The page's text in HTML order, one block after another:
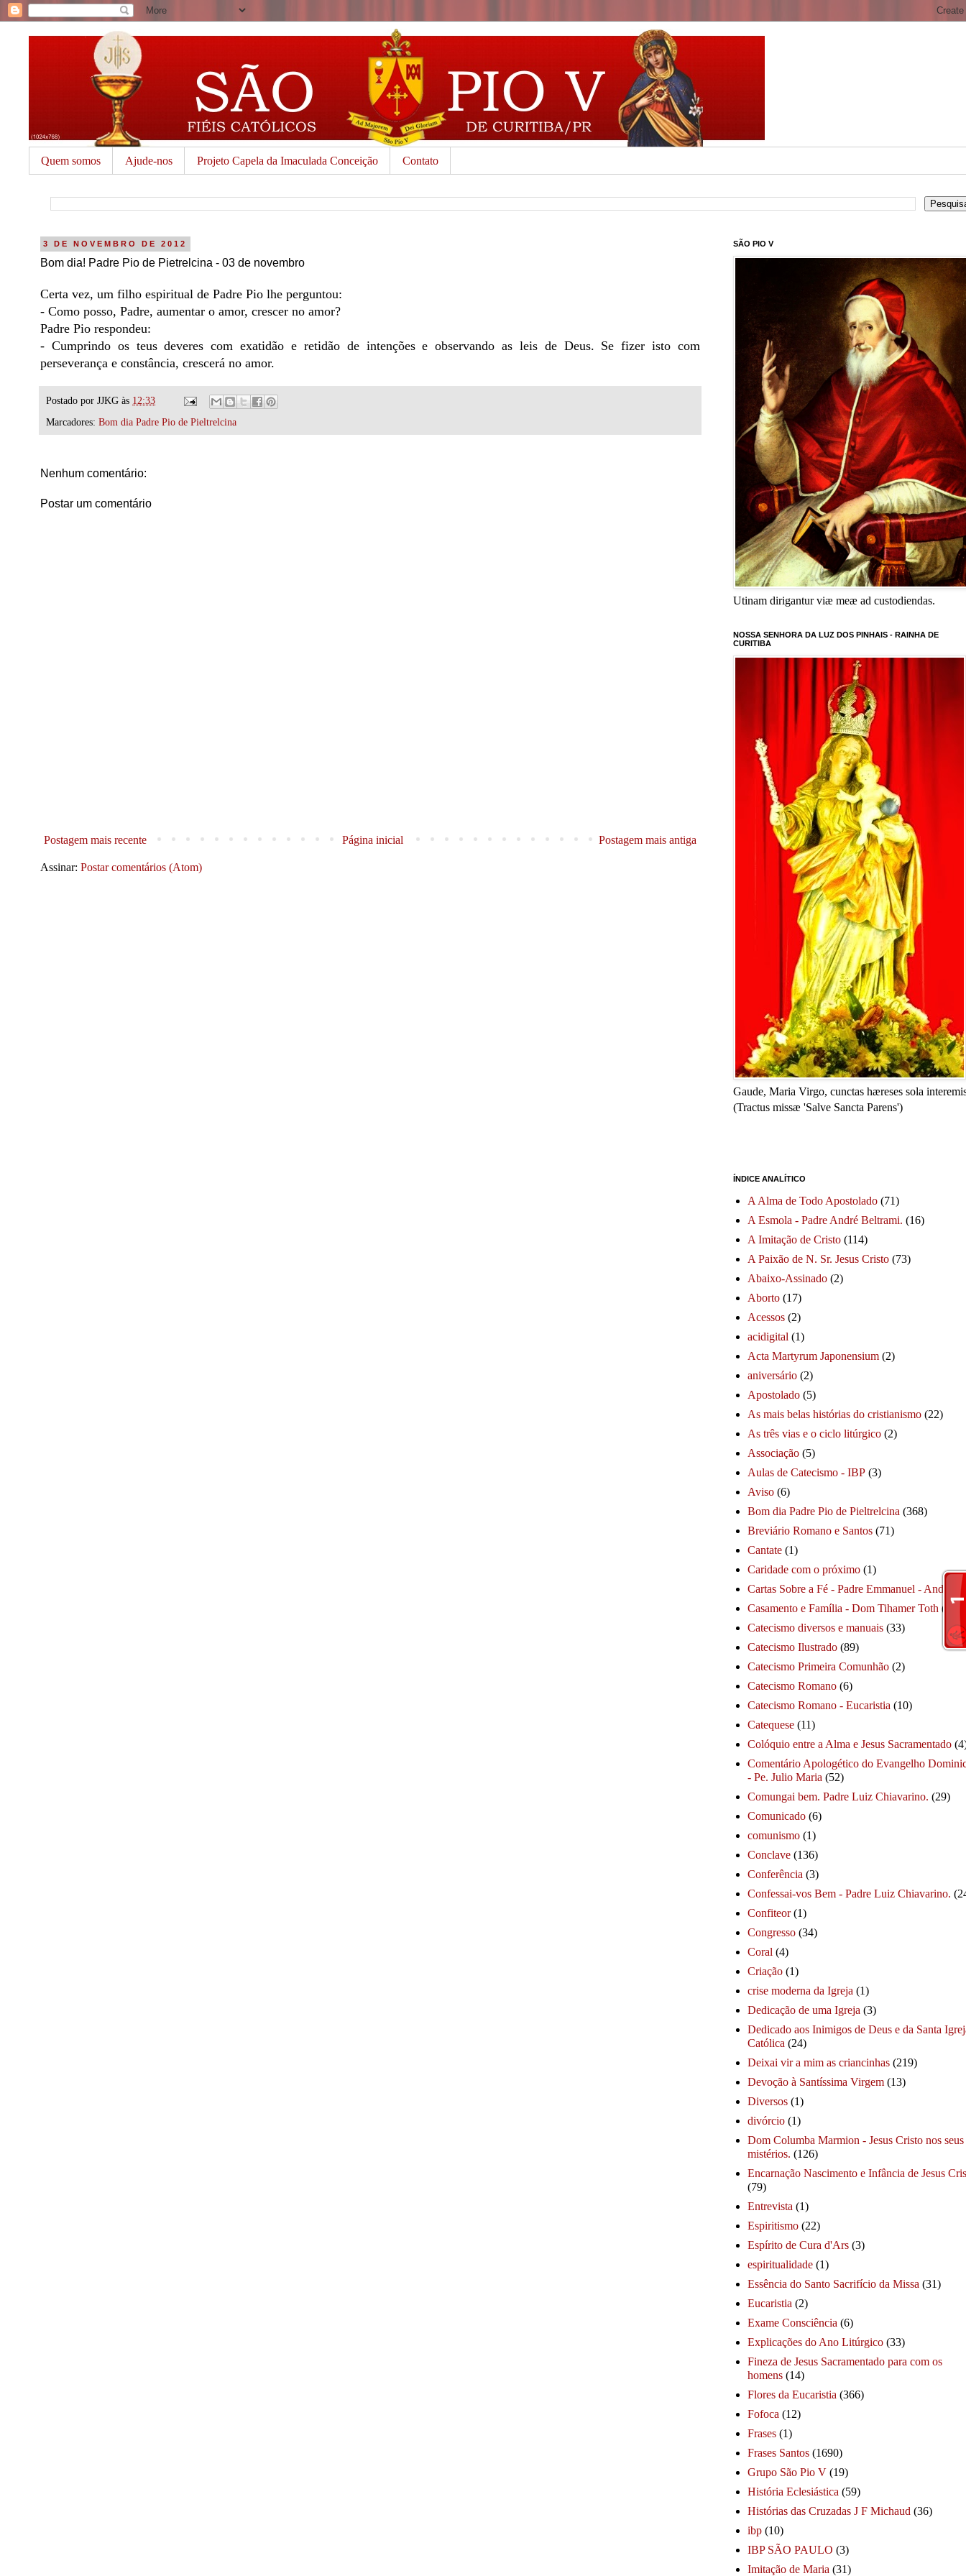
Quem somos Ajude-nos Projeto Capela da Imaculada Conceição Contato
3 DE NOVEMBRO DE 2012
Bom dia! Padre Pio de Pietrelcina - 03 de novembro
Certa vez, um filho espiritual de Padre Pio lhe perguntou:
- Como posso, Padre, aumentar o amor, crescer no amor?
Padre Pio respondeu:
- Cumprindo os teus deveres com exatidão e retidão de intenções e observando as leis de Deus. Se fizer isto com
perseverança e constância, crescerá no amor.
Postado por JJKG às 12:33
Marcadores: Bom dia Padre Pio de Pieltrelcina
Nenhum comentário:
Postar um comentário
Postagem mais recente Postagem mais antiga
Página inicial
Assinar: Postar comentários (Atom)
SÃO PIO V
Utinam dirigantur viæ meæ ad custodiendas.
NOSSA SENHORA DA LUZ DOS PINHAIS - RAINHA DE
CURITIBA
Gaude, Maria Virgo, cunctas hæreses sola
(Tractus missæ 'Salve Sancta Parens')
ÍNDICE ANALÍTICO
A Alma de Todo Apostolado (71)
A Esmola - Padre André Beltrami. (16)
A Imitação de Cristo (114)
A Paixão de N. Sr. Jesus Cristo (73)
Abaixo-Assinado (2)
Aborto (17)
Acessos (2)
acidigital (1)
Acta Martyrum Japonensium (2)
aniversário (2)
Apostolado (5)
As mais belas histórias do cristianismo (22)
As três vias e o ciclo litúrgico (2)
Associação (5)
Aulas de Catecismo - IBP (3)
Aviso (6)
Bom dia Padre Pio de Pieltrelcina (368)
Breviário Romano e Santos (71)
Cantate (1)
Caridade com o próximo (1)
Cartas Sobre a Fé - Padre Emmanuel - André
Casamento e Família - Dom Tihamer Toth (115)
Catecismo diversos e manuais (33)
Catecismo Ilustrado (89)
Catecismo Primeira Comunhão (2)
Catecismo Romano (6)
Catecismo Romano - Eucaristia (10)
Catequese (11)
Colóquio entre a Alma e Jesus Sacramentado
Comentário Apologético do Evangelho
- Pe. Julio Maria (52)
Comungai bem. Padre Luiz Chiavarino. (29)
Comunicado (6)
comunismo (1)
Conclave (136)
Conferência (3)
Confessai-vos Bem - Padre Luiz Chiavarino.
Confiteor (1)
Congresso (34)
Coral (4)
Criação (1)
crise moderna da Igreja (1)
Dedicação de uma Igreja (3)
Dedicado aos Inimigos de Deus e da Santa
Católica (24)
Deixai vir a mim as criancinhas (219)
Devoção à Santíssima Virgem (13)
Diversos (1)
divórcio (1)
Dom Columba Marmion - Jesus Cristo nos seus
mistérios. (126)
Encarnação Nascimento e Infância de Jesus
(79)
Entrevista (1)
Espiritismo (22)
Espírito de Cura d'Ars (3)
espiritualidade (1)
Essência do Santo Sacrifício da Missa (31)
Eucaristia (2)
Exame Consciência (6)
Explicações do Ano Litúrgico (33)
Fineza de Jesus Sacramentado para com os
homens (14)
Flores da Eucaristia (366)
Fofoca (12)
Frases (1)
Frases Santos (1690)
Grupo São Pio V (19)
História Eclesiástica (59)
Histórias das Cruzadas J F Michaud (36)
ibp (10)
IBP SÃO PAULO (3)
Imitação de Maria (31)